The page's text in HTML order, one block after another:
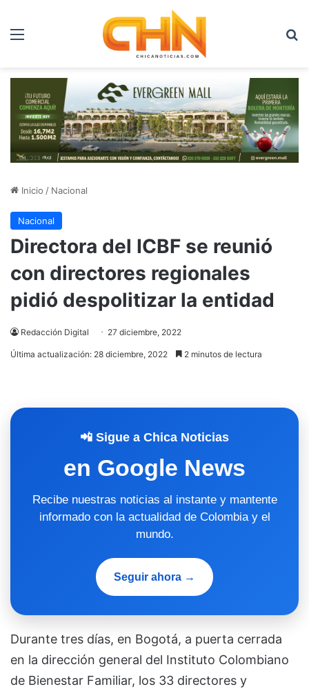
Menú
Inicio / Nacional
Nacional
Directora del ICBF se reunió
con directores regionales
pidió despolitizar la entidad
Redacción Digital 27 diciembre, 2022
Última actualización: 28 diciembre, 2022 2 minutos de lectura
📲 Sigue a Chica Noticias
en Google News
Recibe nuestras noticias al instante y mantente
informado con la actualidad de Colombia y el
mundo.
Seguir ahora →
Durante tres días, en Bogotá, a puerta cerrada
en la dirección general del Instituto Colombiano
de Bienestar Familiar, los 33 directores y